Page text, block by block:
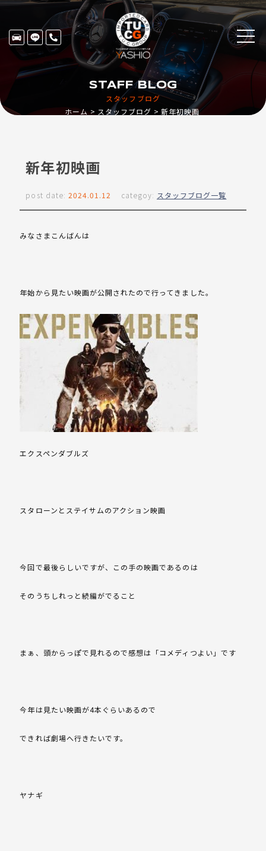
スタッフブログ
STAFF BLOG
ホーム スタッフブログ 新年初映画
新年初映画
post date: 2024.01.12 categoy: スタッフブログ一覧
みなさまこんばんは
年始から見たい映画が公開されたので行ってきました。
エクスペンダブルズ
スタローンとステイサムのアクション映画
今回で最後らしいですが、この手の映画であるのは
そのうちしれっと続編がでること
まぁ、頭からっぽで見れるので感想は「コメディつよい」です
今年は見たい映画が4本ぐらいあるので
できれば劇場へ行きたいです。
ヤナギ